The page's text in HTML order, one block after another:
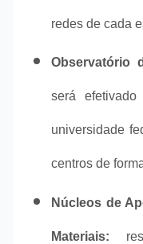
redes de cada
Observatório
será
universidade
centros de
Núcleos de
Materiais: